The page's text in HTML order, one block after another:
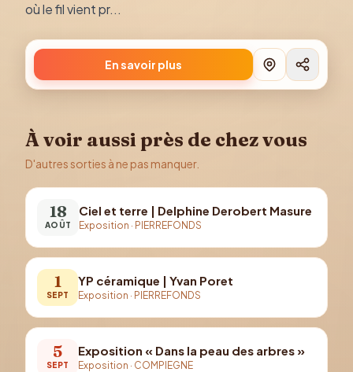
où le fil vient pr...
En savoir plus
À voir aussi près de chez vous
D'autres sorties à ne pas manquer.
18
AOÛT
Ciel et terre | Delphine Derobert Masure
Exposition · PIERREFONDS
1
SEPT
YP céramique | Yvan Poret
Exposition · PIERREFONDS
5
SEPT
Exposition « Dans la peau des arbres »
Exposition · COMPIEGNE